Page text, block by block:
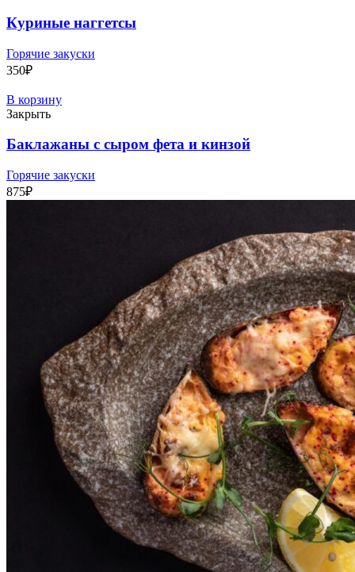
Куриные наггетсы
Горячие закуски
350₽
В корзину
Закрыть
Баклажаны с сыром фета и кинзой
Горячие закуски
875₽